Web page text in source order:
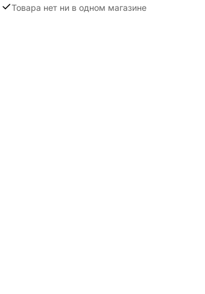
Товара нет ни в одном магазине